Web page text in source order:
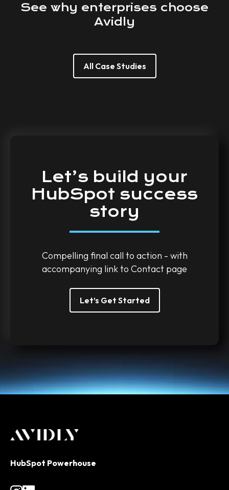
See why enterprises choose
Avidly
All Case Studies
Let’s build your
HubSpot success
story
Compelling final call to action - with
accompanying link to Contact page
Let’s Get Started
HubSpot Powerhouse